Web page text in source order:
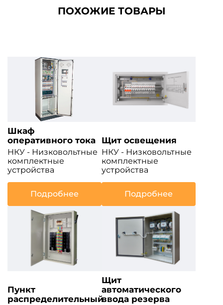
ПОХОЖИЕ ТОВАРЫ
Шкаф
оперативного тока
НКУ - Низковольтные
комплектные
устройства
Подробнее
Щит освещения
НКУ - Низковольтные
комплектные
устройства
Подробнее
Пункт
распределительный
Щит
автоматического
ввода резерва